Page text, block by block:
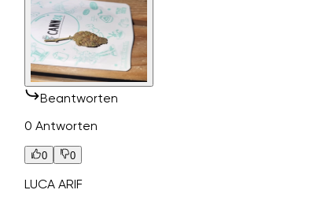
Beantworten
0 Antworten
0 0
LUCA ARIF